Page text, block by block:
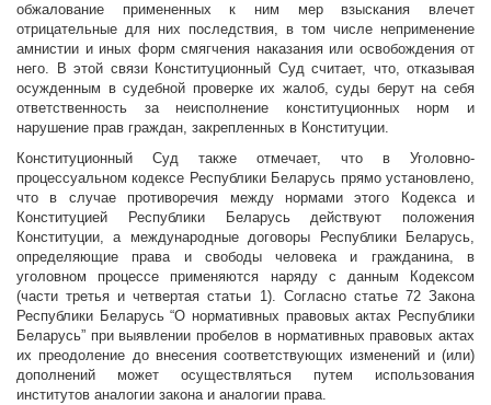
обжалование примененных к ним мер взыскания влечет
отрицательные для них последствия, в том числе неприменение
амнистии и иных форм смягчения наказания или освобождения от
него. В этой связи Конституционный Суд считает, что, отказывая
осужденным в судебной проверке их жалоб, суды берут на себя
ответственность за неисполнение конституционных норм и
нарушение прав граждан, закрепленных в Конституции.
Конституционный Суд также отмечает, что в Уголовно-
процессуальном кодексе Республики Беларусь прямо установлено,
что в случае противоречия между нормами этого Кодекса и
Конституцией Республики Беларусь действуют положения
Конституции, а международные договоры Республики Беларусь,
определяющие права и свободы человека и гражданина, в
уголовном процессе применяются наряду с данным Кодексом
(части третья и четвертая статьи 1). Согласно статье 72 Закона
Республики Беларусь “О нормативных правовых актах Республики
Беларусь” при выявлении пробелов в нормативных правовых актах
их преодоление до внесения соответствующих изменений и (или)
дополнений может осуществляться путем использования
институтов аналогии закона и аналогии права.